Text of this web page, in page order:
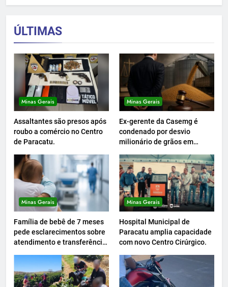
ÚLTIMAS
Minas Gerais
Assaltantes são presos após
roubo a comércio no Centro
de Paracatu.
Minas Gerais
Ex-gerente da Casemg é
condenado por desvio
milionário de grãos em
Minas Gerais
Família de bebê de 7 meses
pede esclarecimentos sobre
atendimento e transferência
Minas Gerais
Hospital Municipal de
Paracatu amplia capacidade
com novo Centro Cirúrgico.